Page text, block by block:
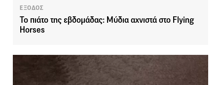
ΕΞΟΔΟΣ
Το πιάτο της εβδομάδας: Mύδια αχνιστά στο Flying
Horses